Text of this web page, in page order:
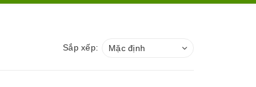
Sắp xếp: Mặc định